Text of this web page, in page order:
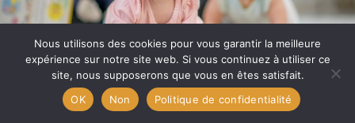
Nous utilisons des cookies pour vous garantir la meilleure
expérience sur notre site web. Si vous continuez à utiliser ce
site, nous supposerons que vous en êtes satisfait.
OK
Non Politique de confidentialité